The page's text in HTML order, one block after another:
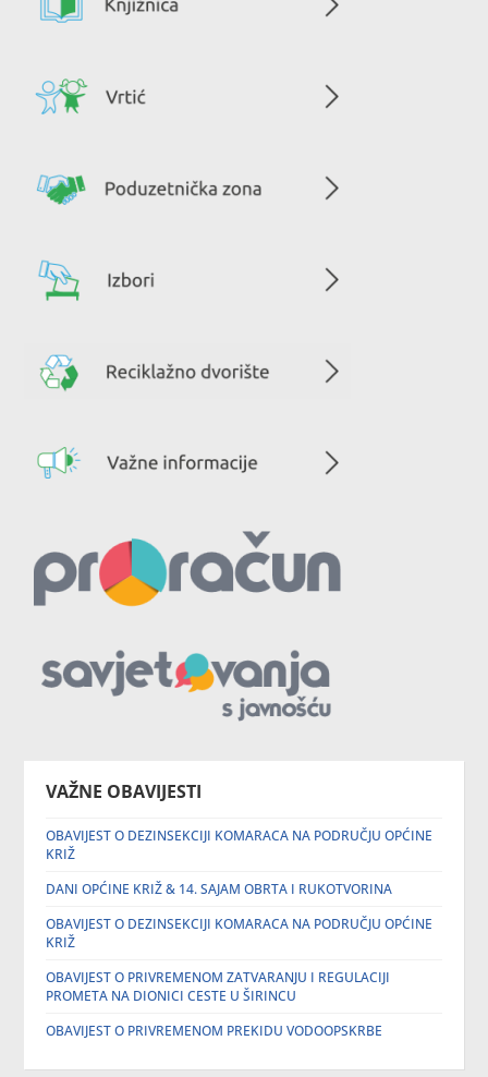
VAŽNE OBAVIJESTI
OBAVIJEST O DEZINSEKCIJI KOMARACA NA PODRUČJU OPĆINE
KRIŽ
DANI OPĆINE KRIŽ & 14. SAJAM OBRTA I RUKOTVORINA
OBAVIJEST O DEZINSEKCIJI KOMARACA NA PODRUČJU OPĆINE
KRIŽ
OBAVIJEST O PRIVREMENOM ZATVARANJU I REGULACIJI
PROMETA NA DIONICI CESTE U ŠIRINCU
OBAVIJEST O PRIVREMENOM PREKIDU VODOOPSKRBE